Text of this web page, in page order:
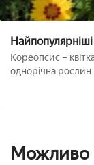
Кореопсис –
однорічна рослин
Можливо